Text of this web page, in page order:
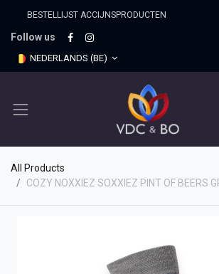
BESTELLIJST ACCIJNSPRO​DUCTEN
Follow us
NEDERLANDS (BE)
All Products
COZY NOXXIEZ SOXXIEZ PINT OF BEERS